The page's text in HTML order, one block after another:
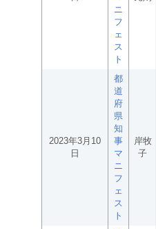
ニ
フ
ェ
ス
ト
2023年3月10
日
都
道
府
県
知
事
マ
ニ
フ
ェ
ス
ト
岸牧
子